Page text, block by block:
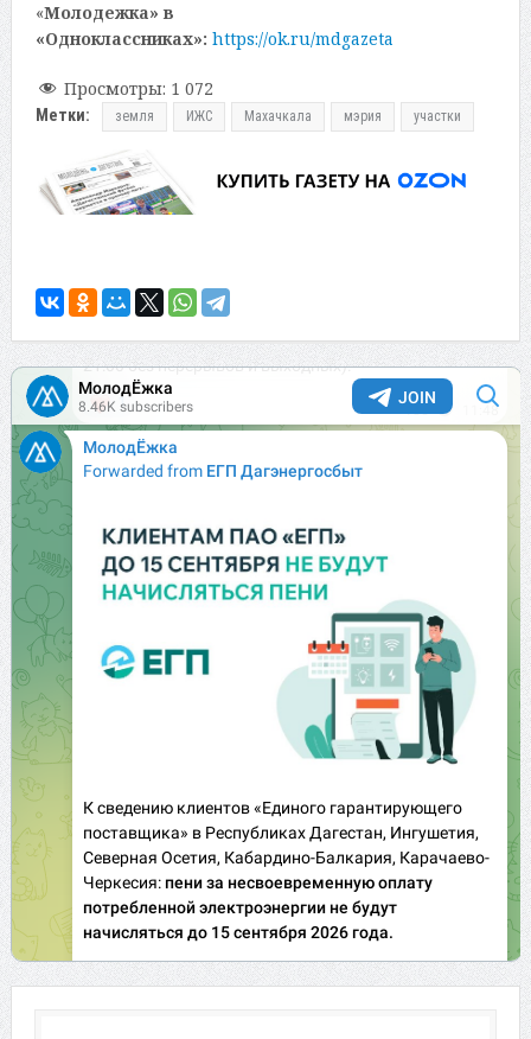
«Молодежка» в
«Одноклассниках»: https://ok.ru/mdgazeta
Просмотры: 1 072
Метки: земля ИЖС Махачкала мэрия участки